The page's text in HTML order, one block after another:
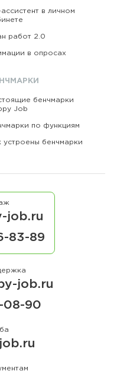
в личном
работ 2.0
в опросах
бенчмарки
Job
по функциям
устроены бенчмарки
job.ru
83-89
job.ru
08-90